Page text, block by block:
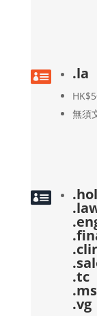
 .la
無須

.tc
.ms
.vg